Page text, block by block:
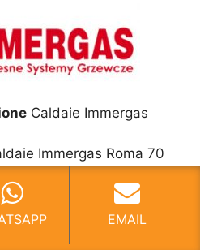
Caldaie Immergas
Immergas Roma 70
Caldaie Immergas Roma
Immergas Roma 70
EMAIL